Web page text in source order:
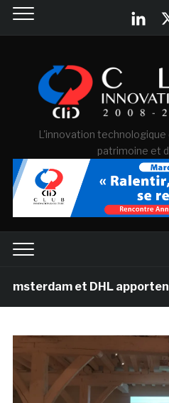
L'innovation
patrimoine et
et DHL apportent l’art